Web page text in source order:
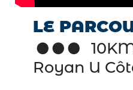
LE
Royan U